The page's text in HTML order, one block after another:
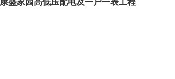
康盛家园高低压配电及一户一表工程